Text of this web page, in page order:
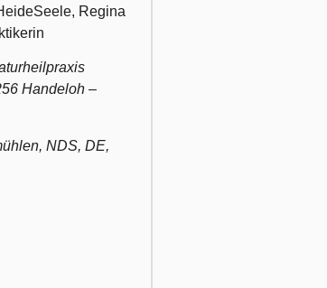
Regina
Handeloh –
NDS, DE,